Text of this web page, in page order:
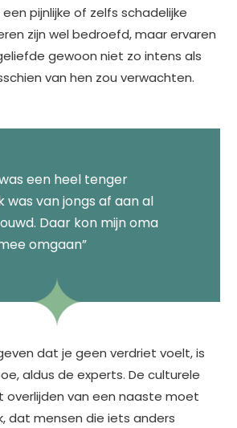
pijnlijke of zelfs schadelijke
zijn wel bedroefd, maar ervaren
gewoon niet zo intens als
van hen zou verwachten.
een heel tenger
was van jongs af aan al
Daar kon mijn oma
omgaan”
dat je geen verdriet voelt, is
aldus de experts. De culturele
overlijden van een naaste moet
dat mensen die iets anders